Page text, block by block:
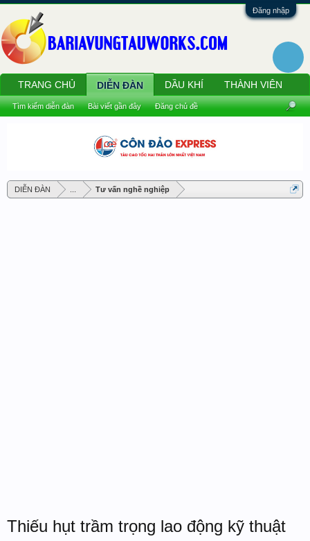
Đăng nhập
DIỄN ĐÀN ... Tư vấn nghề nghiệp
Thiếu hụt trầm trọng lao động kỹ thuật
TRANG CHỦ DIỄN ĐÀN
Tìm kiếm diễn đàn Bài viết gần đây Đăng chủ đề
DẦU KHÍ THÀNH VIÊN